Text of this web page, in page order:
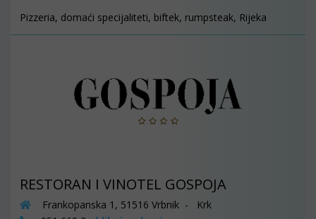
Pizzeria, domaći specijaliteti, biftek, rumpsteak, Rijeka
RESTORAN I VINOTEL GOSPOJA
Frankopanska 1, 51516 Vrbnik - Krk